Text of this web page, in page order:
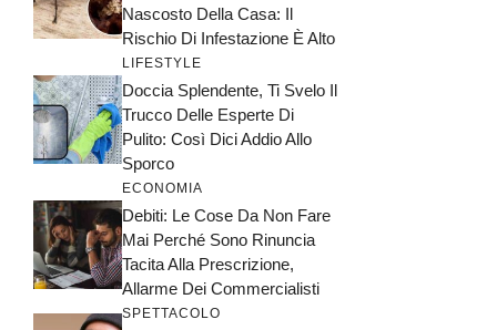
Nascosto Della Casa: Il
Rischio Di Infestazione È Alto
LIFESTYLE
Doccia Splendente, Ti Svelo Il
Trucco Delle Esperte Di
Pulito: Così Dici Addio Allo
Sporco
ECONOMIA
Debiti: Le Cose Da Non Fare
Mai Perché Sono Rinuncia
Tacita Alla Prescrizione,
Allarme Dei Commercialisti
SPETTACOLO